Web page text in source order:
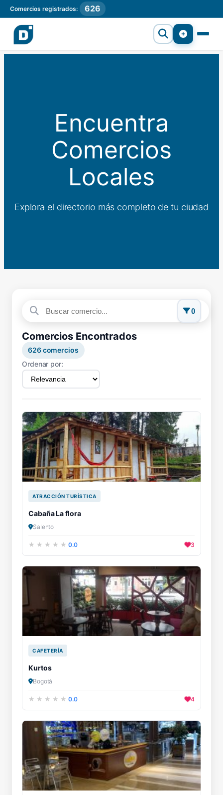
Comercios registrados: 626
Encuentra
Comercios
Locales
Explora el directorio más completo de tu ciudad
0
Comercios Encontrados
626comercios
Ordenar por:
ATRACCIÓN TURÍSTICA
Cabaña La flora
Salento
0.0 3
CAFETERÍA
Kurtos
Bogotá
0.0 4